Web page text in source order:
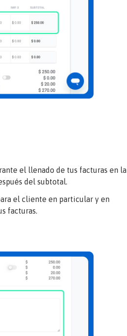
el llenado de tus facturas en la
del subtotal.
el cliente en particular y en
facturas.